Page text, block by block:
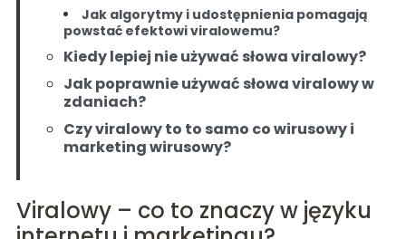
Jak algorytmy i udostępnienia pomagają
powstać efektowi viralowemu?
Kiedy lepiej nie używać słowa viralowy?
Jak poprawnie używać słowa viralowy w
zdaniach?
Czy viralowy to to samo co wirusowy i
marketing wirusowy?
Viralowy – co to znaczy w języku